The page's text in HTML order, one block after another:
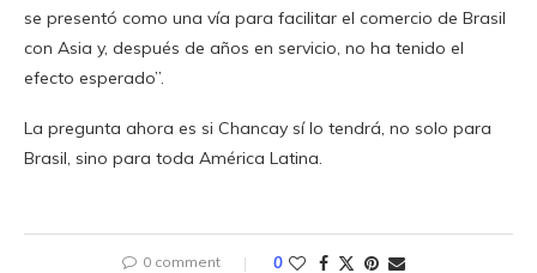
se presentó como una vía para facilitar el comercio de Brasil
con Asia y, después de años en servicio, no ha tenido el
efecto esperado”.
La pregunta ahora es si Chancay sí lo tendrá, no solo para
Brasil, sino para toda América Latina.
0 comment 0